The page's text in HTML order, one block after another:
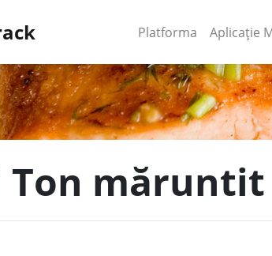
Platforma (current)
Aplicație
Ton